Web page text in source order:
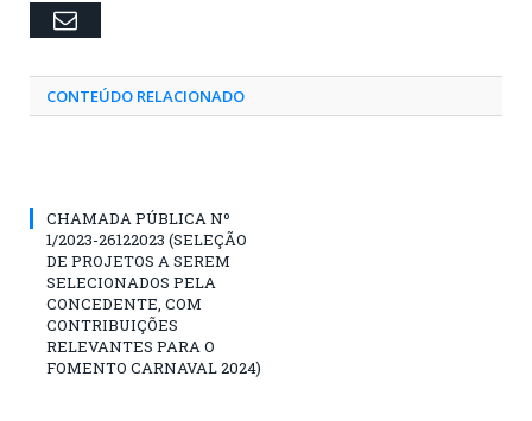
Email
CONTEÚDO RELACIONADO
CHAMADA PÚBLICA Nº
1/2023-26122023 (SELEÇÃO
DE PROJETOS A SEREM
SELECIONADOS PELA
CONCEDENTE, COM
CONTRIBUIÇÕES
RELEVANTES PARA O
FOMENTO CARNAVAL 2024)